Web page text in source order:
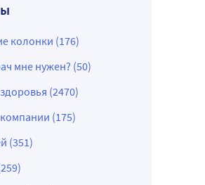
колонки (176)
мне нужен? (50)
(2470)
(175)
(351)